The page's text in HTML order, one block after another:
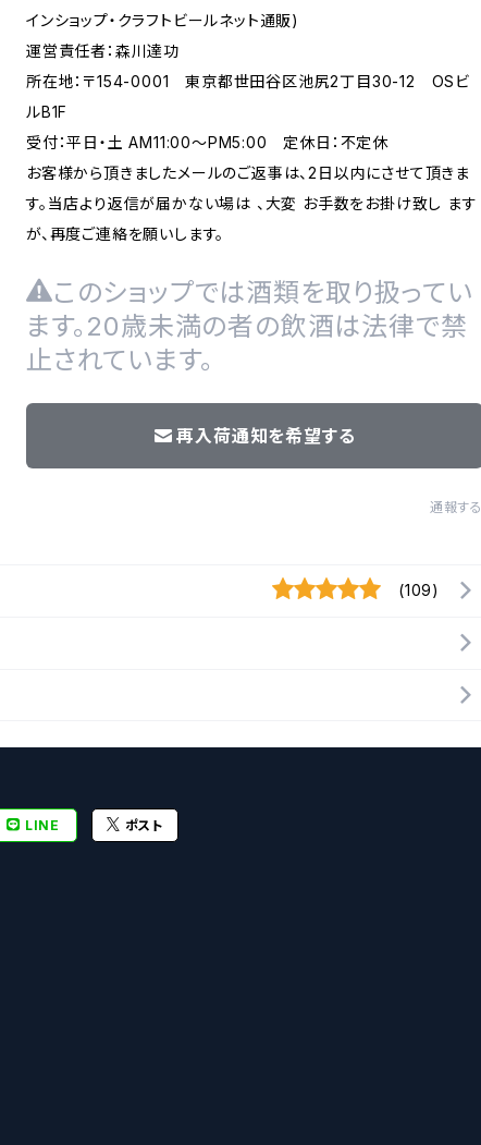
インショップ・クラフトビールネット通販)
運営責任者：森川達功
所在地：〒154-0001 東京都世田谷区池尻2丁目30-12 OSビ
ルB1F
受付：平日・土 AM11:00～PM5:00 定休日：不定休
お客様から頂きましたメールのご返事は、2日以内にさせて頂きま
す。当店より返信が届かない場は 、大変 お手数をお掛け致し ます
が、再度ご連絡を願いします。
このショップでは酒類を取り扱ってい
ます。20歳未満の者の飲酒は法律で禁
止されています。
再入荷通知を希望する
通報する
(109)
LINE ポスト